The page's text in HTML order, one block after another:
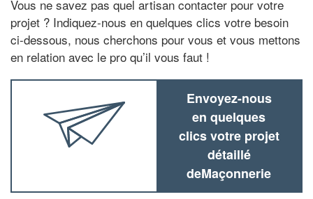
Vous ne savez pas quel artisan contacter pour votre
projet ? Indiquez-nous en quelques clics votre besoin
ci-dessous, nous cherchons pour vous et vous mettons
en relation avec le pro qu’il vous faut !
Envoyez-nous
en quelques
clics votre projet
détaillé
deMaçonnerie